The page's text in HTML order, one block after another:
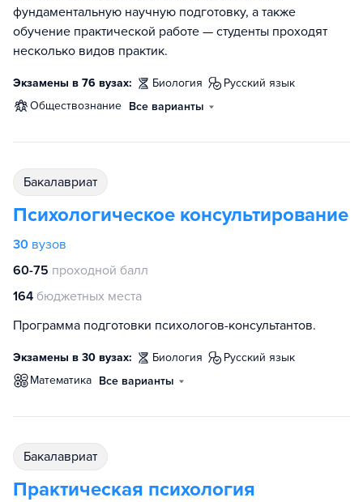
фундаментальную научную подготовку, а также
обучение практической работе — студенты проходят
несколько видов практик.
Экзамены в 76 вузах: биология
русский язык
обществознание Все варианты
бакалавриат
Психологическое консультирование
30 вузов
60-75 проходной балл
164 бюджетных места
Программа подготовки психологов-консультантов.
Экзамены в 30 вузах: биология
русский язык
математика Все варианты
бакалавриат
Практическая психология